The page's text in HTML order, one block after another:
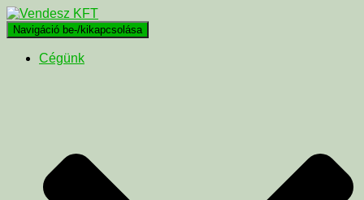
Navigáció be-/kikapcsolása
Cégünk